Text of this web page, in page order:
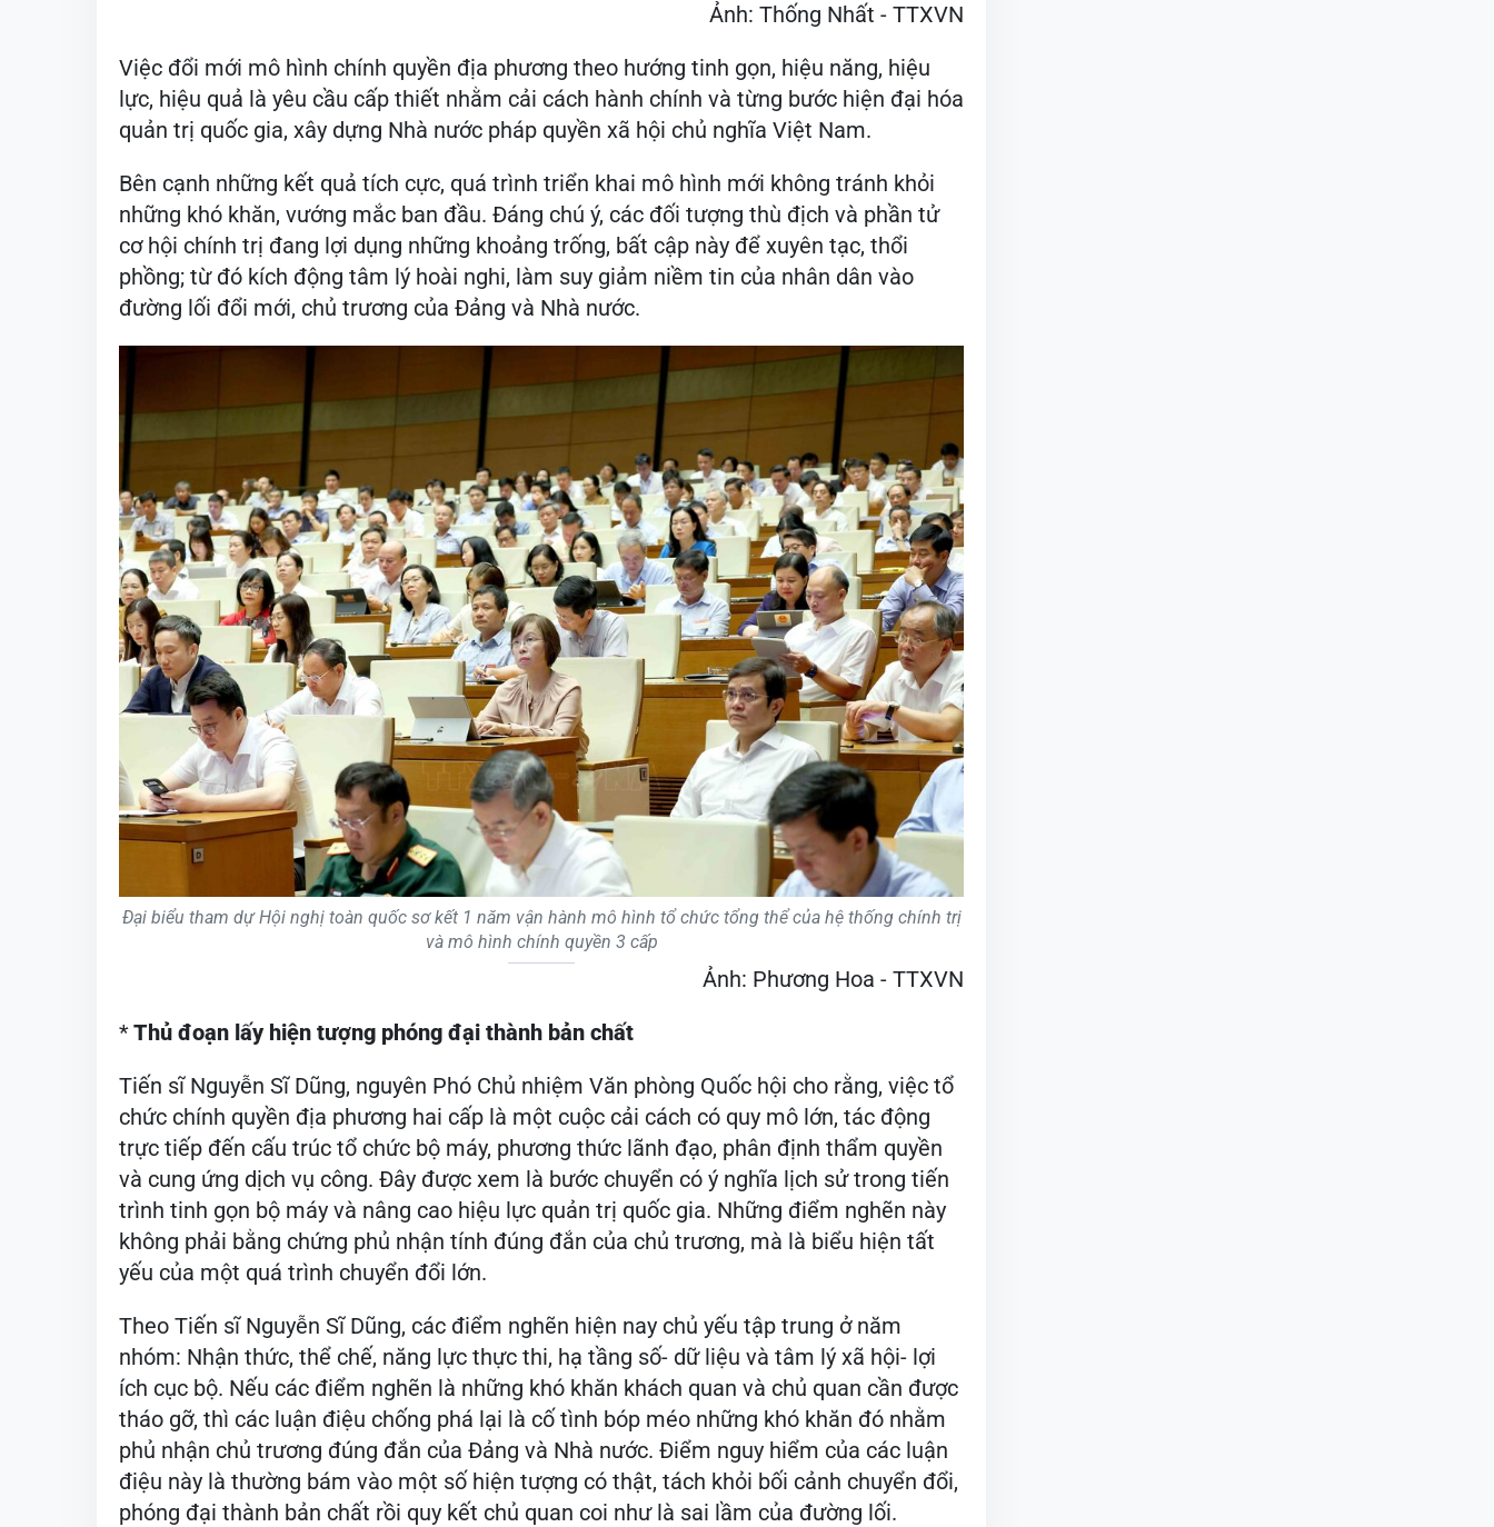
Ảnh: Thống Nhất - TTXVN
Việc đổi mới mô hình chính quyền địa phương theo hướng tinh gọn, hiệu năng, hiệu
lực, hiệu quả là yêu cầu cấp thiết nhằm cải cách hành chính và từng bước hiện đại hóa
quản trị quốc gia, xây dựng Nhà nước pháp quyền xã hội chủ nghĩa Việt Nam.
Bên cạnh những kết quả tích cực, quá trình triển khai mô hình mới không tránh khỏi
những khó khăn, vướng mắc ban đầu. Đáng chú ý, các đối tượng thù địch và phần tử
cơ hội chính trị đang lợi dụng những khoảng trống, bất cập này để xuyên tạc, thổi
phồng; từ đó kích động tâm lý hoài nghi, làm suy giảm niềm tin của nhân dân vào
đường lối đổi mới, chủ trương của Đảng và Nhà nước.
Đại biểu tham dự Hội nghị toàn quốc sơ kết 1 năm vận hành mô hình tổ chức tổng thể của hệ thống chính trị
và mô hình chính quyền 3 cấp
Ảnh: Phương Hoa - TTXVN
*Thủ đoạn lấy hiện tượng phóng đại thành bản chất
Tiến sĩ Nguyễn Sĩ Dũng, nguyên Phó Chủ nhiệm Văn phòng Quốc hội cho rằng, việc tổ
chức chính quyền địa phương hai cấp là một cuộc cải cách có quy mô lớn, tác động
trực tiếp đến cấu trúc tổ chức bộ máy, phương thức lãnh đạo, phân định thẩm quyền
và cung ứng dịch vụ công. Đây được xem là bước chuyển có ý nghĩa lịch sử trong tiến
trình tinh gọn bộ máy và nâng cao hiệu lực quản trị quốc gia. Những điểm nghẽn này
không phải bằng chứng phủ nhận tính đúng đắn của chủ trương, mà là biểu hiện tất
yếu của một quá trình chuyển đổi lớn.
Theo Tiến sĩ Nguyễn Sĩ Dũng, các điểm nghẽn hiện nay chủ yếu tập trung ở năm
nhóm: Nhận thức, thể chế, năng lực thực thi, hạ tầng số- dữ liệu và tâm lý xã hội- lợi
ích cục bộ. Nếu các điểm nghẽn là những khó khăn khách quan và chủ quan cần được
tháo gỡ, thì các luận điệu chống phá lại là cố tình bóp méo những khó khăn đó nhằm
phủ nhận chủ trương đúng đắn của Đảng và Nhà nước. Điểm nguy hiểm của các luận
điệu này là thường bám vào một số hiện tượng có thật, tách khỏi bối cảnh chuyển đổi,
phóng đại thành bản chất rồi quy kết chủ quan coi như là sai lầm của đường lối.